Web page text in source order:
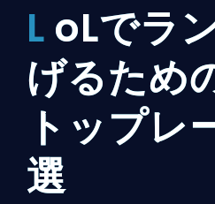
L oLでラ
げるため
トップレ
選